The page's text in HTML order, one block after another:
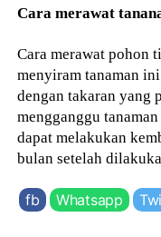
Cara merawat
Cara merawat pohon
menyiram tanaman
dengan takaran yang
mengganggu
dapat melakukan
bulan setelah
fb Whatsapp